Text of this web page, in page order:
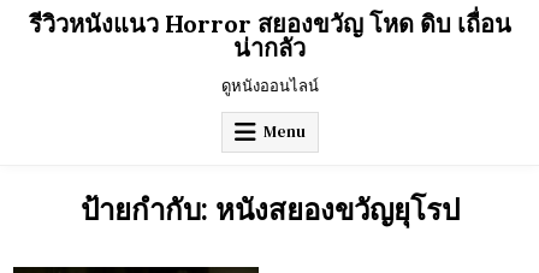
Skipรีวิวหนังแนว Horror สยองขวัญ โหด ดิบ เถื่อน
น่ากลัว
ดูหนังออนไลน์
Menu
ป้ายกำกับ: หนังสยองขวัญยุโรป